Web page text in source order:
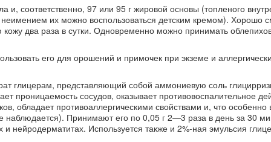
соответственно, 97 или 95 г жировой основы (топленого
неимением их можно воспользоваться детским кремом). Хорошо
два раза в сутки. Одновременно можно принимать
его для орошений и примочек при экземе и
глицерам, представляющий собой аммониевую соль
проницаемость сосудов, оказывает противовоспалительное
обладает противоаллергическими свойствами и, что особенно
Принимают его по 0,05 г 2—3 раза в день за 30
нейродерматитах. Используется также и 2%-ная эмульсия